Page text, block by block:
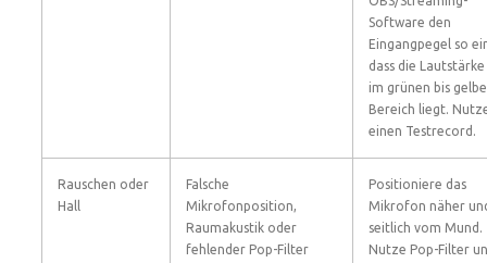
Software den
Eingangpegel so
dass die Lautstärke
im grünen bis
Bereich liegt.
einen Testrecord.
Rauschen oder
Hall
Falsche
Mikrofonposition,
Raumakustik oder
fehlender Pop-Filter
Positioniere das
Mikrofon näher
seitlich vom Mund.
Nutze Pop-Filter